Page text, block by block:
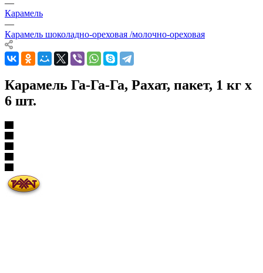
—
Карамель
—
Карамель шоколадно-ореховая /молочно-ореховая
Карамель Га-Га-Га, Рахат, пакет, 1 кг х
6 шт.